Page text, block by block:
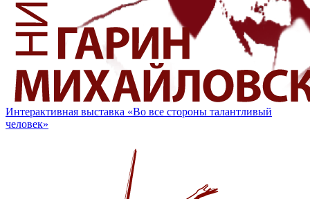
Интерактивная выставка «Во все стороны талантливый
человек»